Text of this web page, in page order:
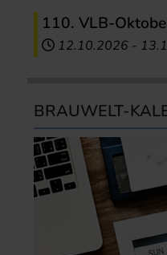
110. VLB-
12.10.2026 -
BRAUWELT-